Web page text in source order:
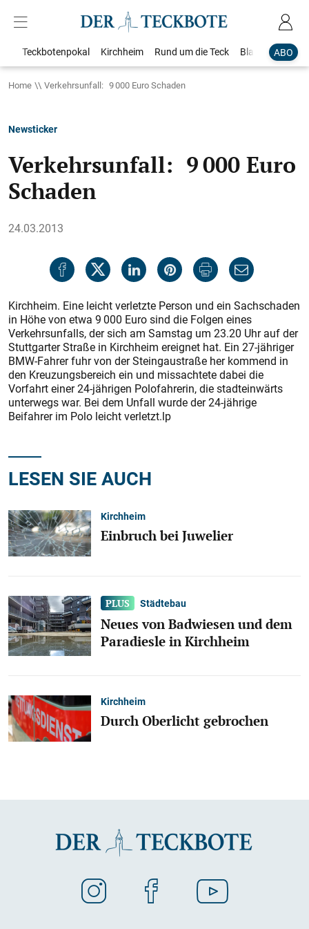
ABO
Teckbotenpokal Kirchheim Rund um die Teck Blaulicht
Home Verkehrsunfall: 9 000 Euro Schaden
Newsticker
Verkehrsunfall: 9 000 Euro
Schaden
24.03.2013
Kirchheim. Eine leicht verletzte Person und ein Sachschaden
in Höhe von etwa 9 000 Euro sind die Folgen eines
Verkehrsunfalls, der sich am Samstag um 23.20 Uhr auf der
Stuttgarter Straße in Kirchheim ereignet hat. Ein 27-jähriger
BMW-Fahrer fuhr von der Steingaustraße her kommend in
den Kreuzungsbereich ein und missachtete dabei die
Vorfahrt einer 24-jährigen Polofahrerin, die stadteinwärts
unterwegs war. Bei dem Unfall wurde der 24-jährige
Beifahrer im Polo leicht verletzt.lp
LESEN SIE AUCH
Kirchheim
Einbruch bei Juwelier
Städtebau
Neues von Badwiesen und dem
Paradiesle in Kirchheim
Kirchheim
Durch Oberlicht gebrochen